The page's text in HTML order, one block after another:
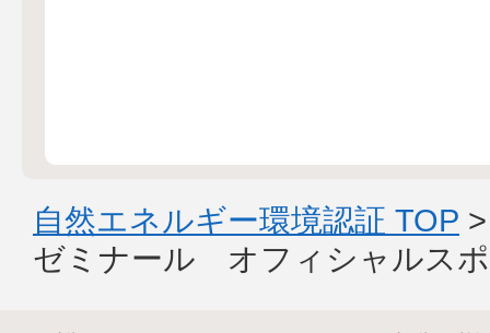
自然エネルギー環境認証 TOP
ゼミナール オフィシャルス